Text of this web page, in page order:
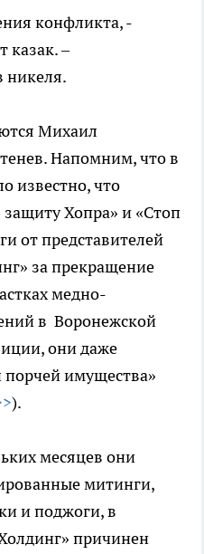
конфликта, -
казак. –
никеля.
Михаил
Напомним, что в
известно, что
Хопра» и «Стоп
от представителей
за прекращение
медно-
в Воронежской
они даже
имущества»
).
месяцев они
митинги,
и поджоги, в
причинен